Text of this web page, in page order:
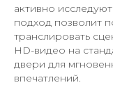
активно
подход позволит
транслировать
HD-видео на
двери для
впечатлений.